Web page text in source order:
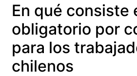
En qué consiste
obligatorio por
para los
chilenos